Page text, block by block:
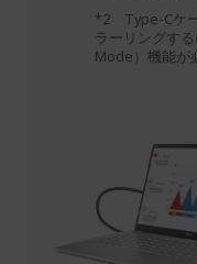
*2 Type-Cケー
ラーリングす
Mode）機能が